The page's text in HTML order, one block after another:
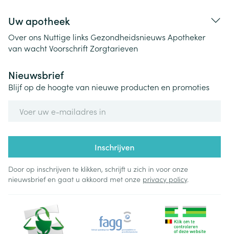
Uw apotheek
Over ons Nuttige links Gezondheidsnieuws Apotheker
van wachtVoorschriftZorgtarieven
Nieuwsbrief
Blijf op de hoogte van nieuwe producten en promoties
Inschrijven
Door op inschrijven te klikken, schrijft u zich in voor onze
nieuwsbrief en gaat u akkoord met onze privacy policy.